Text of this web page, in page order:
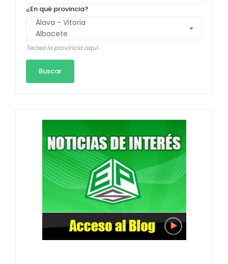
¿En qué provincia?
Teclea la provincia aquí